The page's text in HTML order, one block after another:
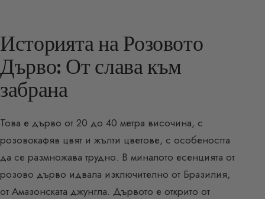
Историята на Розовото
Дърво: От слава към
забрана
Това е дърво от 20 до 40 метра височина, с
розовокафяв цвят и жълти цветове, с особеността
да се размножава трудно. В миналото есенцията от
розово дърво идвала изключително от Бразилия,
от Амазонската джунгла. Дървото е открито от